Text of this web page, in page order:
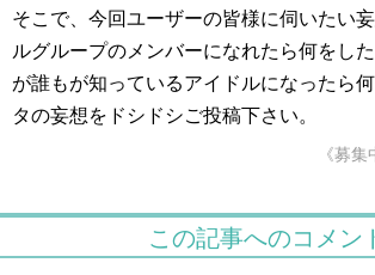
そこで、今回ユーザーの皆様に伺いたい
ルグループのメンバーになれたら何をし
が誰もが知っているアイドルになったら
タの妄想をドシドシご投稿下さい。
《募